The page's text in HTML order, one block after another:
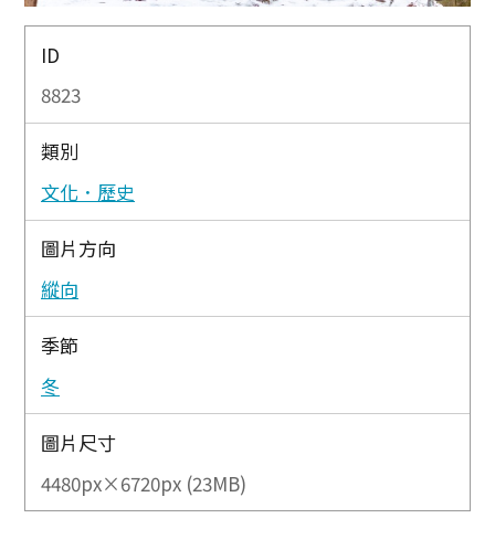
ID
8823
類別
文化．歷史
圖片方向
縱向
季節
冬
圖片尺寸
4480px×6720px (23MB)